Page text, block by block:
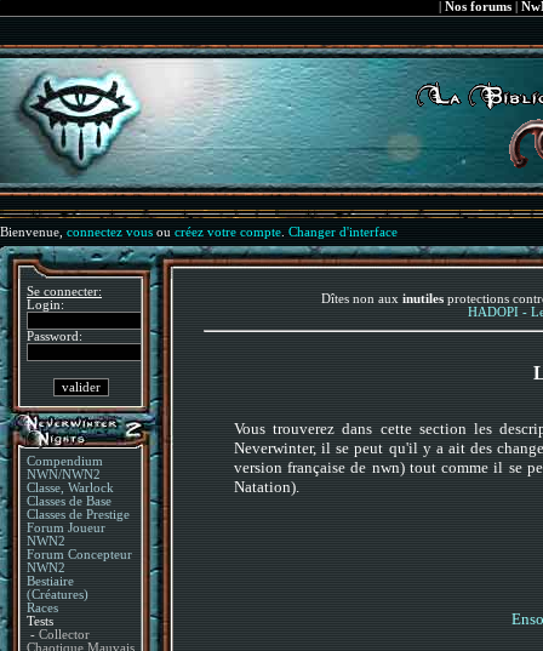
Nos forums|
Bienvenue, connectez vous ou créez votre compte Changer d'interface
Se connecter:
Login:
Password:
Compendium
NWN/NWN2
Classe, Warlock
Classes de Base
Classes de Prestige
Forum Joueur
NWN2
Forum Concepteur
NWN2
Bestiaire
(Créatures)
Races
Tests
- Collector
Chaotique Mauvais
Dîtes non aux inutiles protections
HADOPI -
Vous trouverez dans cette section les
Neverwinter, il se peut qu'il y a ait des
version française de nwn) tout comme il se
Natation).